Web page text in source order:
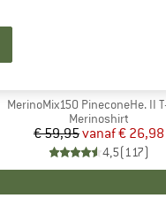
Artikel
MerinoMix150 PineconeHe. II
Productgroep
Merinoshirt
Prijs
€ 59,95 Verlaagde
vanaf€ 26,98
4,5(117)